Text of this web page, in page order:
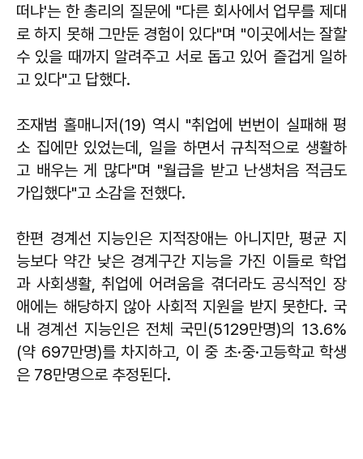
떠냐'는 한 총리의 질문에 "다른 회사에서 업무를 제대
로 하지 못해 그만둔 경험이 있다"며 "이곳에서는 잘할
수 있을 때까지 알려주고 서로 돕고 있어 즐겁게 일하
고 있다"고 답했다.
조재범 홀매니저(19) 역시 "취업에 번번이 실패해 평
소 집에만 있었는데, 일을 하면서 규칙적으로 생활하
고 배우는 게 많다"며 "월급을 받고 난생처음 적금도
가입했다"고 소감을 전했다.
한편 경계선 지능인은 지적장애는 아니지만, 평균 지
능보다 약간 낮은 경계구간 지능을 가진 이들로 학업
과 사회생활, 취업에 어려움을 겪더라도 공식적인 장
애에는 해당하지 않아 사회적 지원을 받지 못한다. 국
내 경계선 지능인은 전체 국민(5129만명)의 13.6%
(약 697만명)를 차지하고, 이 중 초·중·고등학교 학생
은 78만명으로 추정된다.